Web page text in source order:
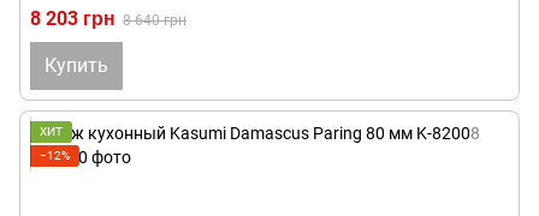
8 203 грн 8 640 грн
Купить
ХИТ
−12%